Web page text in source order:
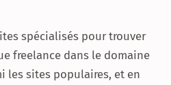
spécialisés pour trouver
freelance dans le domaine
les sites populaires, et en